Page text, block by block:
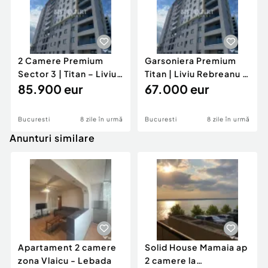
???? Birou Vânzări Dezvoltator
Drumul Gura Crivățului nr. 4-22, Sector 3
???? Waze: Best Expert Imobiliare
Luni – Vineri: 10:00 – 18:00
Sâmbătă: 10:00 – 14:00
???? Oferta completă este disponibilă pe rossa-
residence.ro
???? Facebook | Instagram | TikTok – Best Expert
Imobiliare
2 Camere Premium
Sector 3 | Titan – Liviu
Rebreanu
85.900 eur
Bucuresti 8 zile în urmă
Garsoniera Premium
Titan | Liviu Rebreanu |
Comision 0%.
67.000 eur
Bucuresti 8 zile în urmă
Anunturi similare
Apartament 2 camere
zona Vlaicu - Lebada
Solid House Mamaia ap
2 camere la